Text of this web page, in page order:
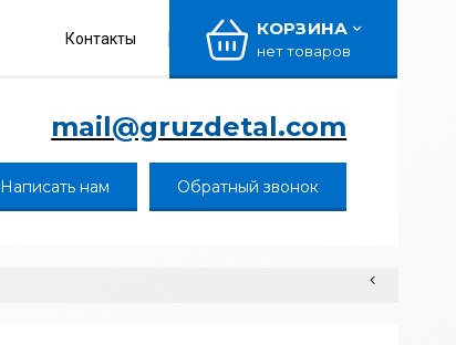
Контакты КОРЗИНА
нет товаров
mail@gruzdetal.com
Написать нам Обратный звонок